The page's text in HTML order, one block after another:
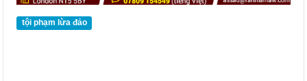
tội phạm lừa đảo